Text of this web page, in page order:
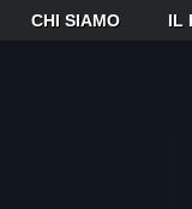
CHI SIAMO IL